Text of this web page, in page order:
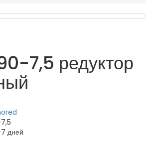
7,5 редуктор
дней